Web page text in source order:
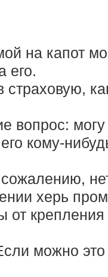
на капот
его.
страховую,
вопрос:
кому-
сожалению,
херь
от крепления
можно это